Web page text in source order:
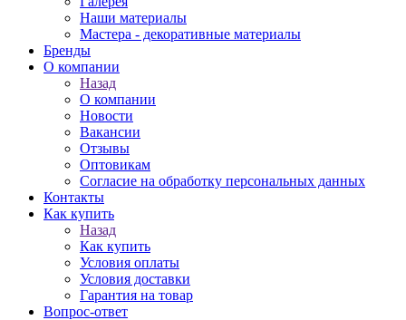
Наши материалы
Мастера - декоративные материалы
Бренды
О компании
Назад
О компании
Новости
Вакансии
Отзывы
Оптовикам
Cогласие на обработку персональных данных
Контакты
Как купить
Назад
Как купить
Условия оплаты
Условия доставки
Гарантия на товар
Вопрос-ответ